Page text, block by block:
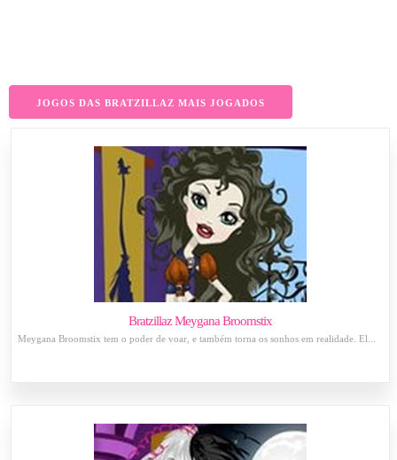
JOGOS DAS BRATZILLAZ MAIS JOGADOS
Bratzillaz Meygana Broomstix
Meygana Broomstix tem o poder de voar, e também torna os sonhos em realidade. El...